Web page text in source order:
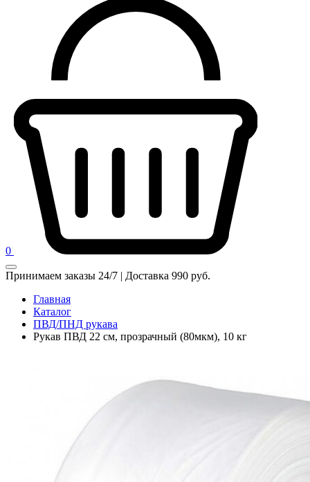
0
Принимаем заказы 24/7 | Доставка 990 руб.
Главная
Каталог
ПВД/ПНД рукава
Рукав ПВД 22 см, прозрачный (80мкм), 10 кг